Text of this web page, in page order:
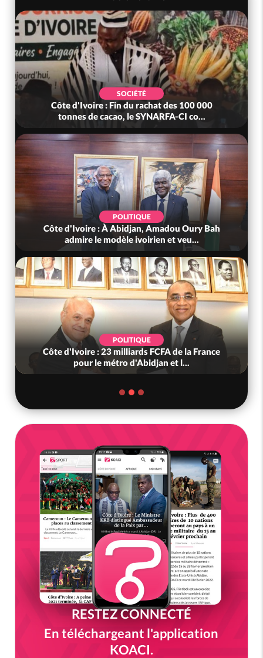
Oury Bah
de la France
l...
SOCIÉTÉ
Côte d'Ivoire : MIRAH, bras de fer
mutuelle, le SYNHA-CI saisi...
POLITIQUE
Côte d'Ivoire : Violences tragiques à
(Mé) ayant fait 03 morts, A...
SOCIÉTÉ
Côte d'Ivoire : « On ne veut pas
nous », crient des habitants d...
RESTEZ CONNECTÉ
En téléchargeant l'application
KOACI.